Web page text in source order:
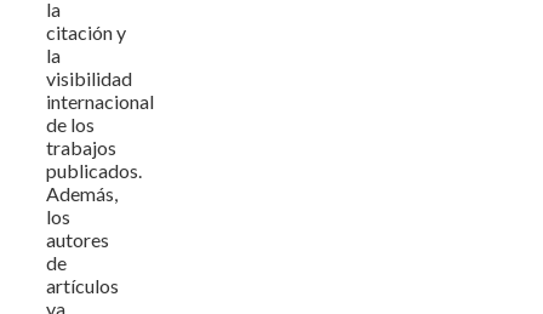
la
citación y
la
visibilidad
internacional
de los
trabajos
publicados.
Además,
los
autores
de
artículos
ya